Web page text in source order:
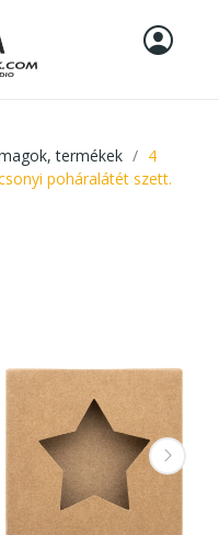
termékek
4
poháralátét szett.